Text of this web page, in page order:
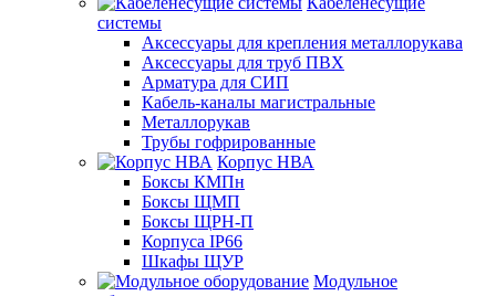
системы
Аксессуары для крепления металлорукава
Аксессуары для труб ПВХ
Арматура для СИП
Кабель-каналы магистральные
Металлорукав
Трубы гофрированные
Корпус НВА
Боксы КМПн
Боксы ЩМП
Боксы ЩРН-П
Корпуса IP66
Шкафы ЩУР
Модульное